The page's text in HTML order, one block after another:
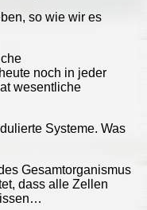
so wie wir es
noch in jeder
wesentliche
Systeme. Was
Gesamtorganismus
dass alle Zellen